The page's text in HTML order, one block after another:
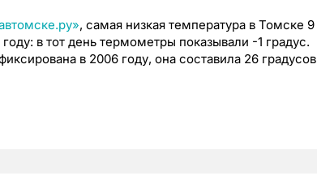
, самая низкая температура в Томске 9
в тот день термометры показывали -1 градус.
в 2006 году, она составила 26 градусов